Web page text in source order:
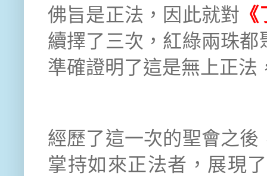
佛旨是正法，因此就對
續擇了三次，紅綠兩珠
準確證明了這是無上正法
經歷了這一次的聖會之
掌持如來正法者，展現